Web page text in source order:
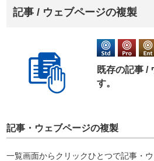
記事 / ウェブページの複製
既存の記事 /
す。
記事・ウェブページの複製
一覧画面からクリックひとつで記事・